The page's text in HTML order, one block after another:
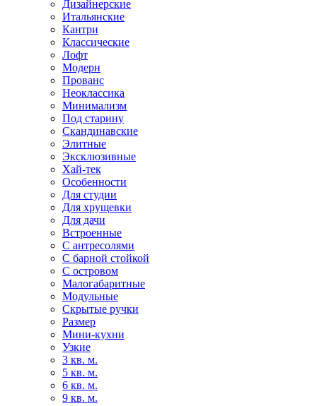
Дизайнерские
Итальянские
Кантри
Классические
Лофт
Модерн
Прованс
Неоклассика
Минимализм
Под старину
Скандинавские
Элитные
Эксклюзивные
Хай-тек
Особенности
Для студии
Для хрущевки
Для дачи
Встроенные
С антресолями
С барной стойкой
С островом
Малогабаритные
Модульные
Скрытые ручки
Размер
Мини-кухни
Узкие
3 кв. м.
5 кв. м.
6 кв. м.
9 кв. м.